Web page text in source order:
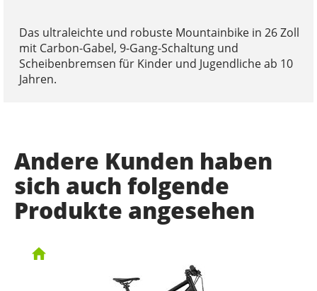
Das ultraleichte und robuste Mountainbike in 26 Zoll
mit Carbon-Gabel, 9-Gang-Schaltung und
Scheibenbremsen für Kinder und Jugendliche ab 10
Jahren.
Andere Kunden haben
sich auch folgende
Produkte angesehen